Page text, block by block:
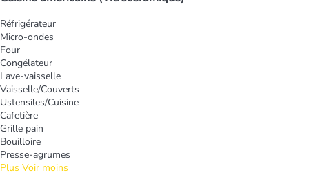
Réfrigérateur
Micro-ondes
Four
Congélateur
Lave-vaisselle
Vaisselle/Couverts
Ustensiles/Cuisine
Cafetière
Grille pain
Bouilloire
Presse-agrumes
Plus Voir moins